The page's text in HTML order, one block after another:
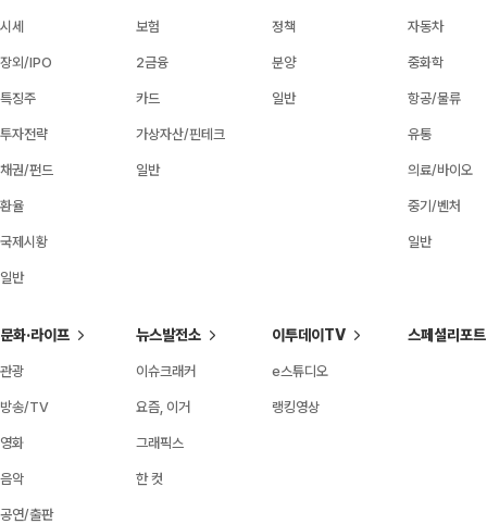
시세
장외/IPO
특징주
투자전략
채권/펀드
환율
국제시황
일반
보험
2금융
카드
가상자산/핀테크
일반
정책
분양
일반
자동차
중화학
항공/물류
유통
의료/바이오
중기/벤처
일반
문화·라이프
관광
방송/TV
영화
음악
공연/출판
뉴스발전소
이슈크래커
요즘, 이거
그래픽스
한 컷
이투데이TV
e스튜디오
랭킹영상
스페셜리포트